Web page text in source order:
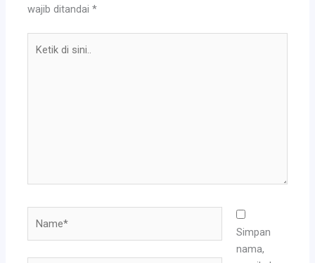
wajib ditandai*
Simpan
nama,